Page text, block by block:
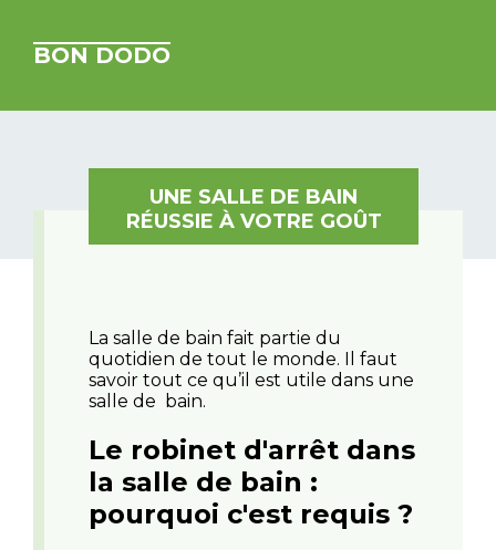
BON DODO
UNE SALLE DE BAIN
RÉUSSIE À VOTRE GOÛT
La salle de bain fait partie du
quotidien de tout le monde. Il faut
savoir tout ce qu’il est utile dans une
salle de bain.
Le robinet d'arrêt dans
la salle de bain :
pourquoi c'est requis ?